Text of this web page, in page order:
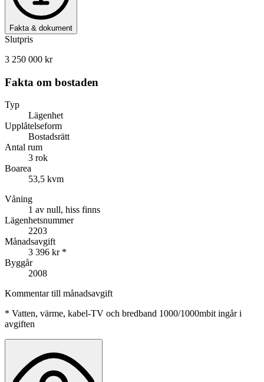
Fakta & dokument
Slutpris
3 250 000 kr
Fakta om bostaden
Typ
Lägenhet
Upplåtelseform
Bostadsrätt
Antal rum
3 rok
Boarea
53,5 kvm
Våning
1 av null, hiss finns
Lägenhetsnummer
2203
Månadsavgift
3 396 kr*
Byggår
2008
Kommentar till månadsavgift
* Vatten, värme, kabel-TV och bredband 1000/1000mbit ingår i
avgiften